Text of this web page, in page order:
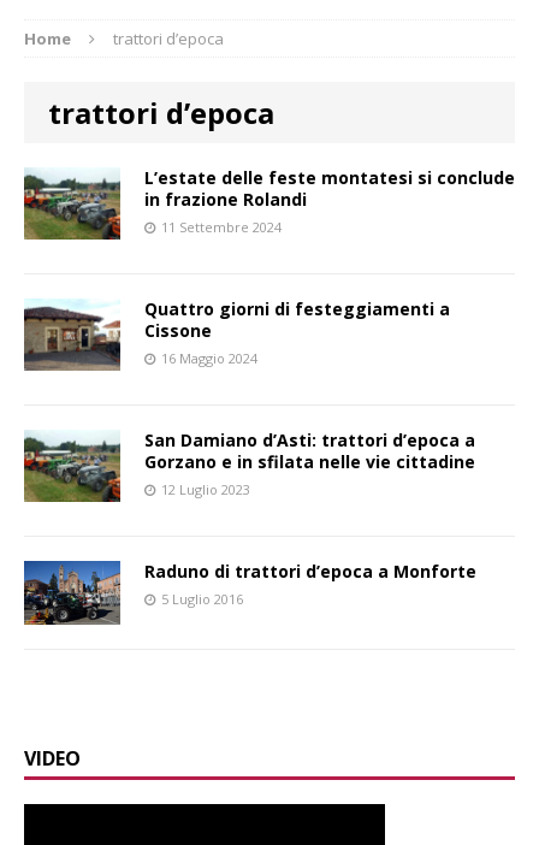
Home trattori d’epoca
trattori d’epoca
L’estate delle feste montatesi si conclude
in frazione Rolandi
11 Settembre 2024
Quattro giorni di festeggiamenti a
Cissone
16 Maggio 2024
San Damiano d’Asti: trattori d’epoca a
Gorzano e in sfilata nelle vie cittadine
12 Luglio 2023
Raduno di trattori d’epoca a Monforte
5 Luglio 2016
VIDEO